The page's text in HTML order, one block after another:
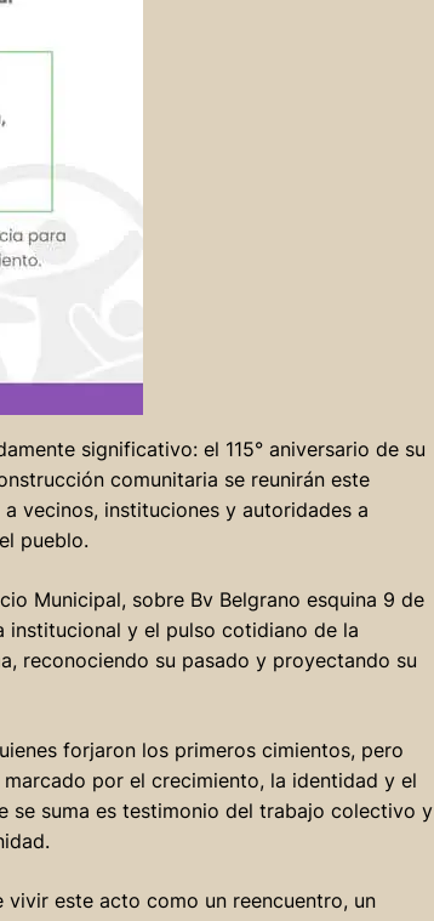
significativo: el 115° aniversario de su
comunitaria se reunirán este
vecinos, instituciones y autoridades a
pueblo.
Municipal, sobre Bv Belgrano esquina 9 de
institucional y el pulso cotidiano de la
reconociendo su pasado y proyectando su
forjaron los primeros cimientos, pero
por el crecimiento, la identidad y el
se suma es testimonio del trabajo colectivo y
este acto como un reencuentro, un